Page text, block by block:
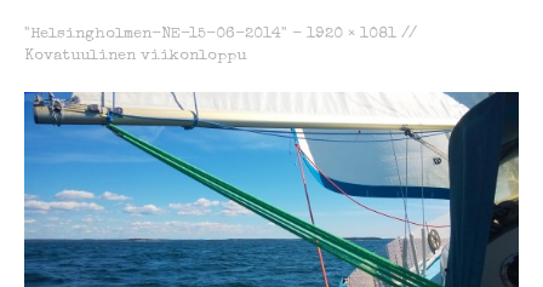
"Helsingholmen-NE-15-06-2014" - 1920 × 1081 //
Kovatuulinen viikonloppu